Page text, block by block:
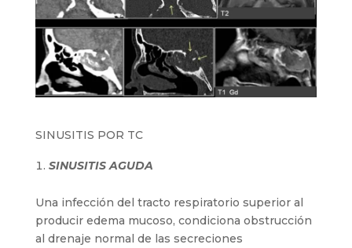
SINUSITIS POR TC
SINUSITIS AGUDA
Una infección del tracto respiratorio superior al
producir edema mucoso, condiciona obstrucción
al drenaje normal de las secreciones